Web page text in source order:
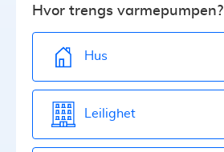
Hvor trengs varmepumpen?
Hus
Leilighet